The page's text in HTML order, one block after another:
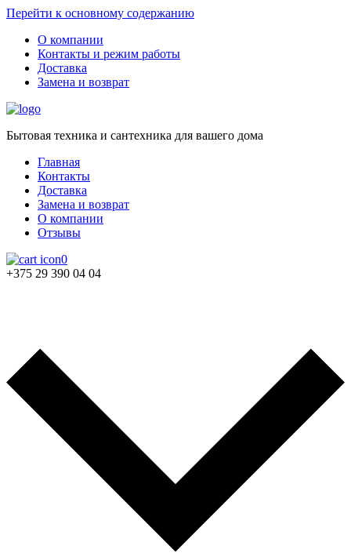
Перейти к основному содержанию
О компании
Контакты и режим работы
Доставка
Замена и возврат
Бытовая техника и сантехника для вашего дома
Главная
Контакты
Доставка
Замена и возврат
О компании
Отзывы
0
+375 29 390 04 04